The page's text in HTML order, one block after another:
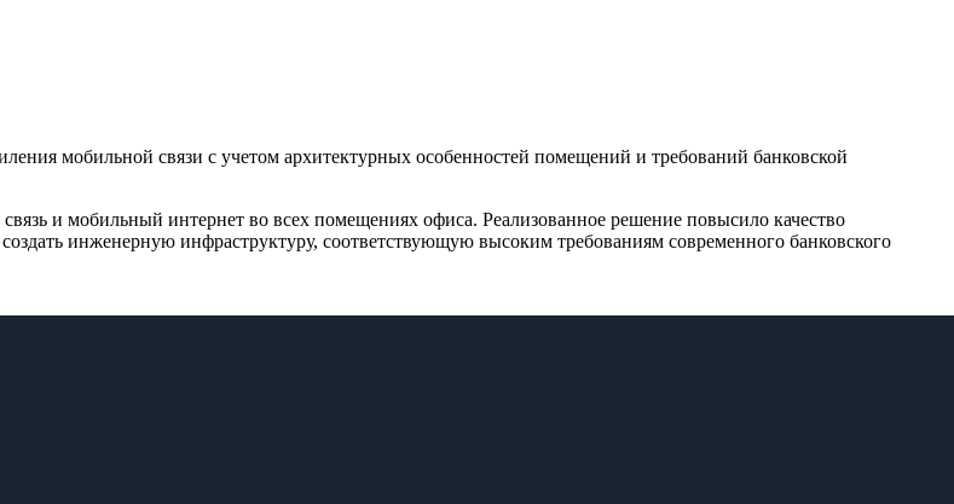
мобильной связи с учетом архитектурных особенностей помещений и требований банковской
и мобильный интернет во всех помещениях офиса. Реализованное решение повысило качество
инженерную инфраструктуру, соответствующую высоким требованиям современного банковского